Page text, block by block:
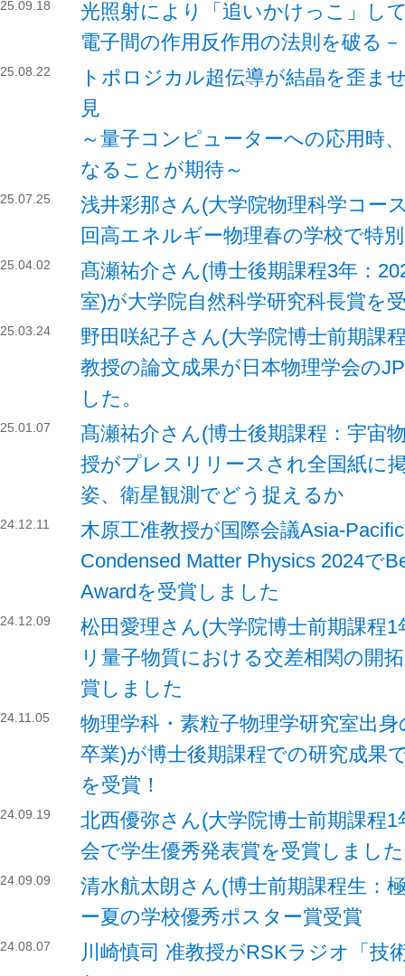
25.09.18
光照射により「追いかけっこ」し
電子間の作用反作用の法則を破る－
25.08.22
トポロジカル超伝導が結晶を歪ま
見
～量子コンピューターへの応用時
なることが期待～
25.07.25
浅井彩那さん(大学院物理科学コー
回高エネルギー物理春の学校で特
25.04.02
髙瀬祐介さん(博士後期課程3年：
室)が大学院自然科学研究科長賞を
25.03.24
野田咲紀子さん(大学院博士前期課
教授の論文成果が日本物理学会の
した。
25.01.07
髙瀬祐介さん(博士後期課程：宇宙
授がプレスリリースされ全国紙に
姿、衛星観測でどう捉えるか
24.12.11
木原工准教授が国際会議Asia-
Condensed Matter Physics 2024で
Awardを受賞しました
24.12.09
松田愛理さん(大学院博士前期課程
リ量子物質における交差相関の開
賞しました
24.11.05
物理学科・素粒子物理学研究室出
卒業)が博士後期課程での研究成果
を受賞！
24.09.19
北西優弥さん(大学院博士前期課程
会で学生優秀発表賞を受賞しました
24.09.09
清水航太朗さん(博士前期課程生：
ー夏の学校優秀ポスター賞受賞
24.08.07
川崎慎司 准教授がRSKラジオ「技